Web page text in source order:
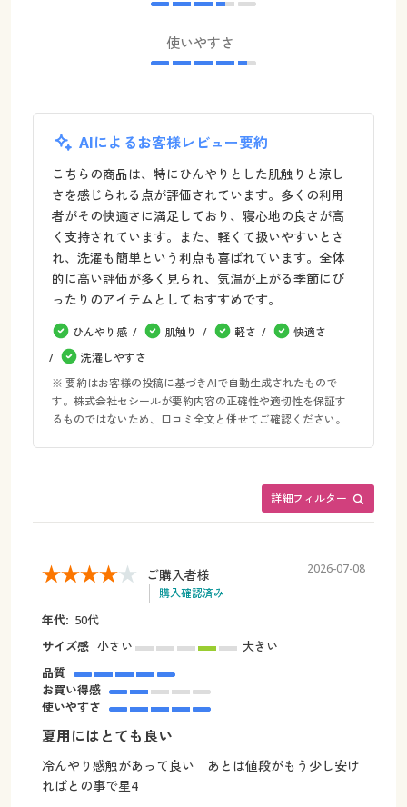
使いやすさ
AIによるお客様レビュー要約
こちらの商品は、特にひんやりとした肌触りと涼し
さを感じられる点が評価されています。多くの利用
者がその快適さに満足しており、寝心地の良さが高
く支持されています。また、軽くて扱いやすいとさ
れ、洗濯も簡単という利点も喜ばれています。全体
的に高い評価が多く見られ、気温が上がる季節にぴ
ったりのアイテムとしておすすめです。
ひんやり感 肌触り 軽さ
快適さ
洗濯しやすさ
※ 要約はお客様の投稿に基づきAIで自動生成されたもので
す。株式会社セシールが要約内容の正確性や適切性を保証す
るものではないため、口コミ全文と併せてご確認ください。
詳細フィルター
ご購入者様
購入確認済み
2026-07-08
年代: 50代
サイズ感 小さい
大きい
品質
お買い得感
使いやすさ
夏用にはとても良い
冷んやり感触があって良い あとは値段がもう少し安け
ればとの事で星4